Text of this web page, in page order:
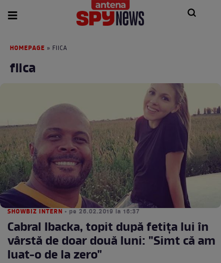
HOMEPAGE » FIICA
fiica
SHOWBIZ INTERN • pe 26.02.2019 la 16:37
Cabral Ibacka, topit după fetița lui în
vârstă de doar două luni: "Simt că am
luat-o de la zero"